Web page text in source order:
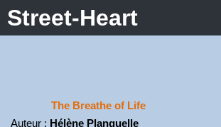
Street-Heart
Auteur : Hélène Planquelle
The Breathe of Life